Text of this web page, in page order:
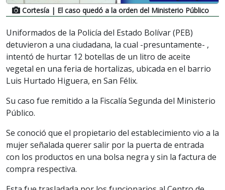
Cortesía | El caso quedó a la orden del Ministerio Público
Uniformados de la Policía del Estado Bolívar (PEB)
detuvieron a una ciudadana, la cual -presuntamente- ,
intentó de hurtar 12 botellas de un litro de aceite
vegetal en una feria de hortalizas, ubicada en el barrio
Luis Hurtado Higuera, en San Félix.
Su caso fue remitido a la Fiscalía Segunda del Ministerio
Público.
Se conoció que el propietario del establecimiento vio a la
mujer señalada querer salir por la puerta de entrada
con los productos en una bolsa negra y sin la factura de
compra respectiva.